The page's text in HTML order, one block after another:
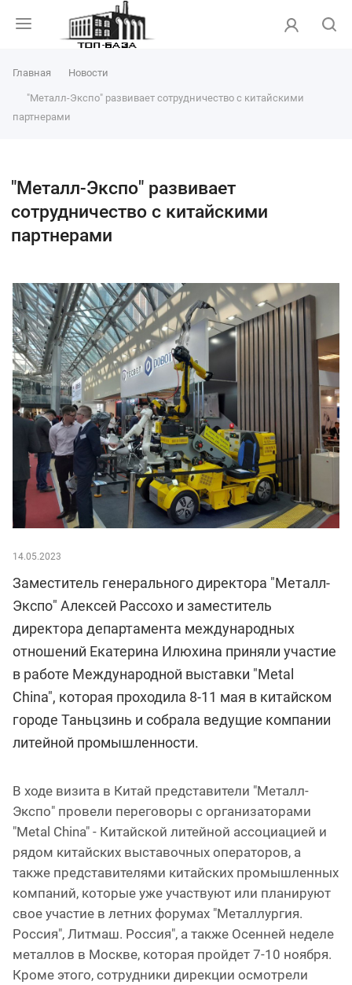
Главная Новости
"Металл-Экспо" развивает сотрудничество с китайскими
партнерами
"Металл-Экспо" развивает
сотрудничество с китайскими
партнерами
14.05.2023
Заместитель генерального директора "Металл-
Экспо" Алексей Рассохо и заместитель
директора департамента международных
отношений Екатерина Илюхина приняли участие
в работе Международной выставки "Metal
China", которая проходила 8-11 мая в китайском
городе Таньцзинь и собрала ведущие компании
литейной промышленности.
В ходе визита в Китай представители "Металл-
Экспо" провели переговоры с организаторами
"Metal China" - Китайской литейной ассоциацией и
рядом китайских выставочных операторов, а
также представителями китайских промышленных
компаний, которые уже участвуют или планируют
свое участие в летних форумах "Металлургия.
Россия", Литмаш. Россия", а также Осенней неделе
металлов в Москве, которая пройдет 7-10 ноября.
Кроме этого, сотрудники дирекции осмотрели